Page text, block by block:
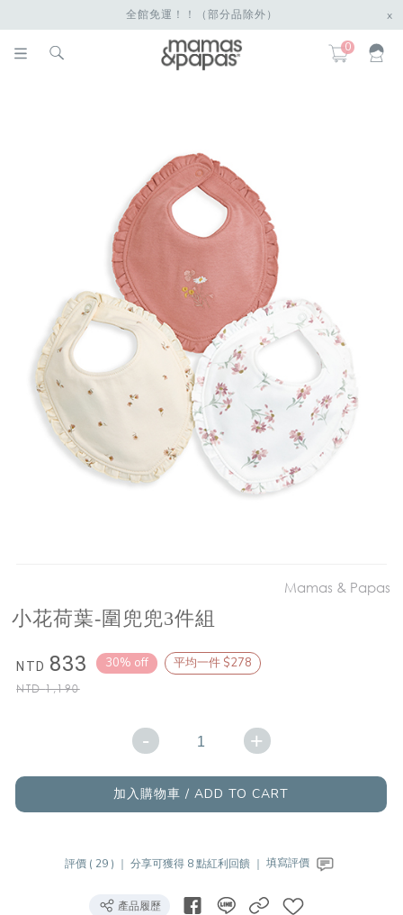
全館免運！！（部分品除外） x
0
Mamas & Papas
小花荷葉-圍兜兜3件組
NTD 833
NTD1,190
30% off 平均一件 $278
- +
加入購物車 / ADD TO CART
評價 ( 29 ) ｜分享可獲得 8 點紅利回饋 ｜填寫評價
產品履歷